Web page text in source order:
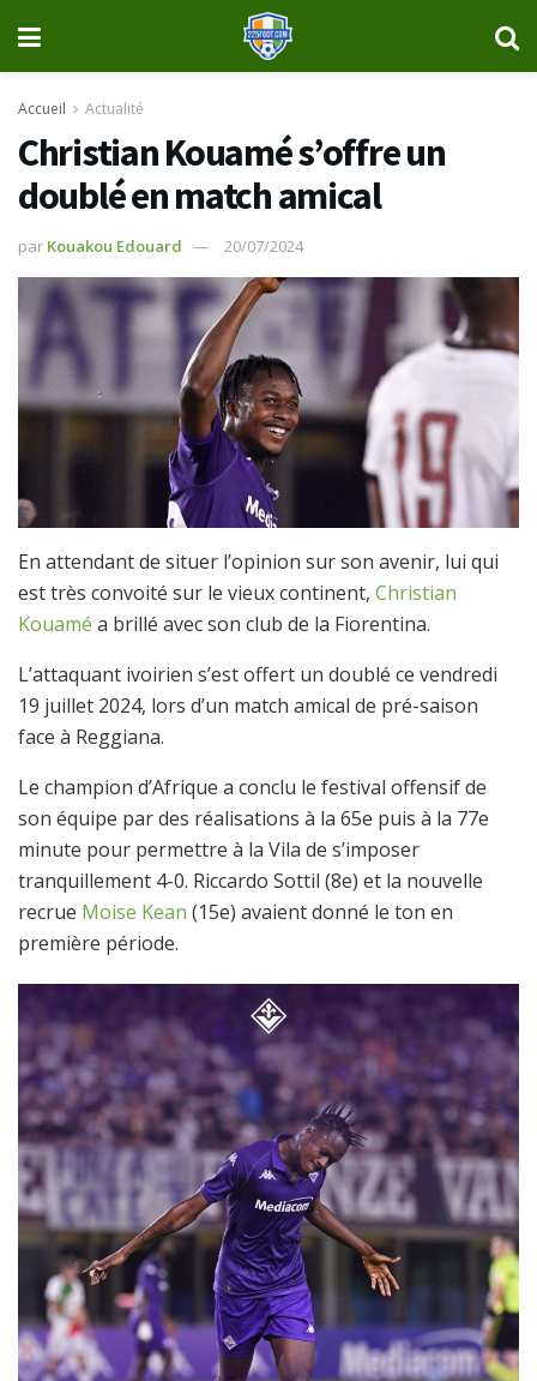
Accueil Actualité
Christian Kouamé s’offre un
doublé en match amical
par Kouakou Edouard 20/07/2024
En attendant de situer l’opinion sur son avenir, lui qui
est très convoité sur le vieux continent, Christian
Kouamé a brillé avec son club de la Fiorentina.
L’attaquant ivoirien s’est offert un doublé ce vendredi
19 juillet 2024, lors d’un match amical de pré-saison
face à Reggiana.
Le champion d’Afrique a conclu le festival offensif de
son équipe par des réalisations à la 65e puis à la 77e
minute pour permettre à la Vila de s’imposer
tranquillement 4-0. Riccardo Sottil (8e) et la nouvelle
recrue Moise Kean (15e) avaient donné le ton en
première période.